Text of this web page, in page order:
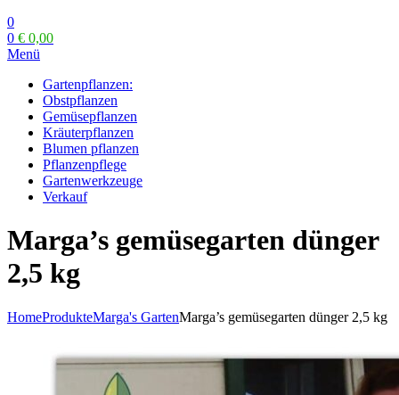
0
0 € 0,00
Menü
Gartenpflanzen:
Obstpflanzen
Gemüsepflanzen
Kräuterpflanzen
Blumen pflanzen
Pflanzenpflege
Gartenwerkzeuge
Verkauf
Marga’s gemüsegarten dünger
2,5 kg
HomeProdukteMarga's GartenMarga’s gemüsegarten dünger 2,5 kg